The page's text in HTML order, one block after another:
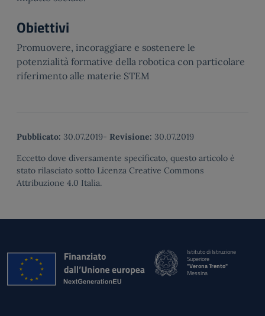
Obiettivi
Promuovere, incoraggiare e sostenere le
potenzialità formative della robotica con particolare
riferimento alle materie STEM
Pubblicato: 30.07.2019- Revisione: 30.07.2019
Eccetto dove diversamente specificato, questo articolo è
stato rilasciato sotto Licenza Creative Commons
Attribuzione 4.0 Italia.
Istituto di Istruzione
Superiore
"Verona Trento"
Messina